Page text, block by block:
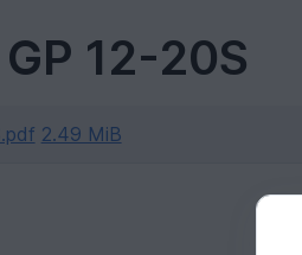
12-20S
2.49 MiB